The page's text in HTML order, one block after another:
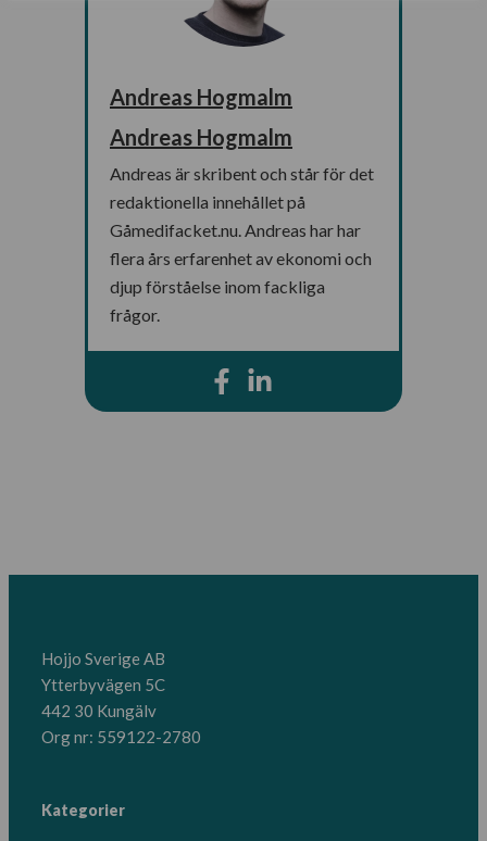
Andreas Hogmalm
Andreas Hogmalm
Andreas är skribent och står för det
redaktionella innehållet på
Gåmedifacket.nu. Andreas har har
flera års erfarenhet av ekonomi och
djup förståelse inom fackliga
frågor.
Hojjo Sverige AB
Ytterbyvägen 5C
442 30 Kungälv
Org nr: 559122-2780
Kategorier